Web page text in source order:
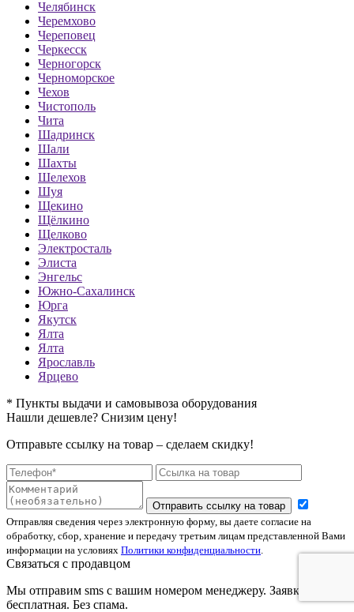
Челябинск
Черемхово
Череповец
Черкесск
Черногорск
Черноморское
Чехов
Чистополь
Чита
Шадринск
Шали
Шахты
Шелехов
Шуя
Щекино
Щёлкино
Щелково
Электросталь
Элиста
Энгельс
Южно-Сахалинск
Юрга
Якутск
Ялта
Ялта
Ярославль
Ярцево
* Пункты выдачи и самовывоза оборудования
Нашли дешевле? Снизим цену!
Отправьте ссылку на товар – сделаем скидку!
Отправить ссылку на товар
Отправляя сведения через электронную форму, вы даете согласие на
обработку, сбор, хранение и передачу третьим лицам представленной Вами
информации на условиях Политики конфиденциальности
Связаться с продавцом
Мы отправим sms с вашим номером менеджеру. Заявка
бесплатная. Без спама.